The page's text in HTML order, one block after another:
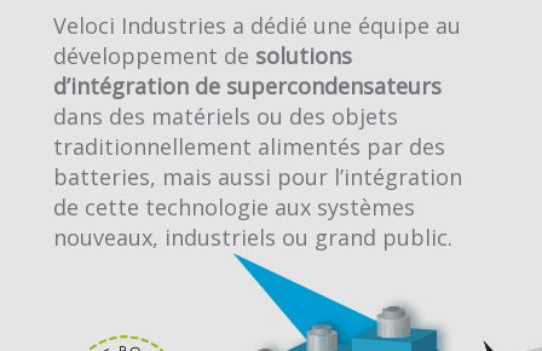
Veloci Industries a dédié une équipe au
développement de solutions
d’intégration de supercondensateurs
dans des matériels ou des objets
traditionnellement alimentés par des
batteries, mais aussi pour l’intégration
de cette technologie aux systèmes
nouveaux, industriels ou grand public.